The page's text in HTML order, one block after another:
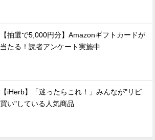
【抽選で5,000円分】Amazonギフトカードが
当たる！読者アンケート実施中
【iHerb】「迷ったらこれ！」みんなが"リピ
買い"している人気商品